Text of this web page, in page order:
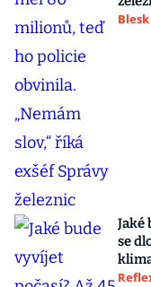
Jaké
se